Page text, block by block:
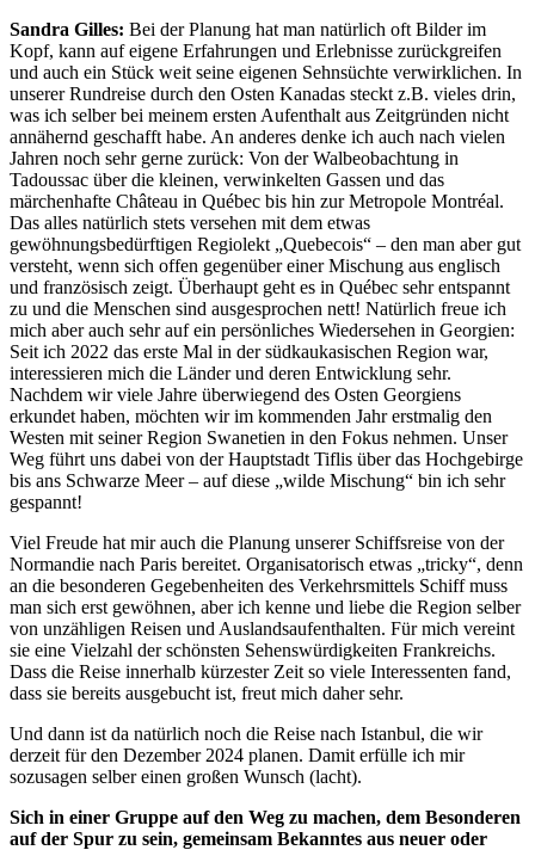
Sandra Gilles: Bei der Planung hat man natürlich oft Bilder im
Kopf, kann auf eigene Erfahrungen und Erlebnisse zurückgreifen
und auch ein Stück weit seine eigenen Sehnsüchte verwirklichen. In
unserer Rundreise durch den Osten Kanadas steckt z.B. vieles drin,
was ich selber bei meinem ersten Aufenthalt aus Zeitgründen nicht
annähernd geschafft habe. An anderes denke ich auch nach vielen
Jahren noch sehr gerne zurück: Von der Walbeobachtung in
Tadoussac über die kleinen, verwinkelten Gassen und das
märchenhafte Château in Québec bis hin zur Metropole Montréal.
Das alles natürlich stets versehen mit dem etwas
gewöhnungsbedürftigen Regiolekt „Quebecois“ – den man aber gut
versteht, wenn sich offen gegenüber einer Mischung aus englisch
und französisch zeigt. Überhaupt geht es in Québec sehr entspannt
zu und die Menschen sind ausgesprochen nett! Natürlich freue ich
mich aber auch sehr auf ein persönliches Wiedersehen in Georgien:
Seit ich 2022 das erste Mal in der südkaukasischen Region war,
interessieren mich die Länder und deren Entwicklung sehr.
Nachdem wir viele Jahre überwiegend des Osten Georgiens
erkundet haben, möchten wir im kommenden Jahr erstmalig den
Westen mit seiner Region Swanetien in den Fokus nehmen. Unser
Weg führt uns dabei von der Hauptstadt Tiflis über das Hochgebirge
bis ans Schwarze Meer – auf diese „wilde Mischung“ bin ich sehr
gespannt!
Viel Freude hat mir auch die Planung unserer Schiffsreise von der
Normandie nach Paris bereitet. Organisatorisch etwas „tricky“, denn
an die besonderen Gegebenheiten des Verkehrsmittels Schiff muss
man sich erst gewöhnen, aber ich kenne und liebe die Region selber
von unzähligen Reisen und Auslandsaufenthalten. Für mich vereint
sie eine Vielzahl der schönsten Sehenswürdigkeiten Frankreichs.
Dass die Reise innerhalb kürzester Zeit so viele Interessenten fand,
dass sie bereits ausgebucht ist, freut mich daher sehr.
Und dann ist da natürlich noch die Reise nach Istanbul, die wir
derzeit für den Dezember 2024 planen. Damit erfülle ich mir
sozusagen selber einen großen Wunsch (lacht).
Sich in einer Gruppe auf den Weg zu machen, dem Besonderen
auf der Spur zu sein, gemeinsam Bekanntes aus neuer oder